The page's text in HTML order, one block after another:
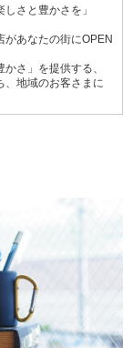
さと豊かさを」
あなたの街にOPEN
さ」を提供する、
、地域のお客さまに